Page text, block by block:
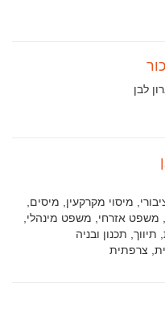
לבן
מיסוי מקרקעין, מיסים,
משפט אזרחי, משפט מינהלי,
תכנון ובניה
צרפתית